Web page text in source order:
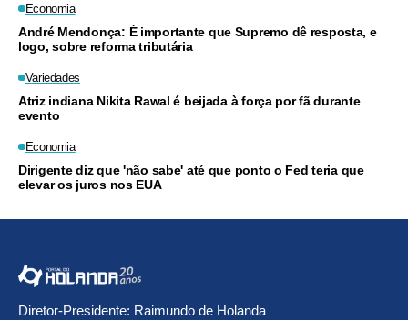
Economia
André Mendonça: É importante que Supremo dê resposta, e
logo, sobre reforma tributária
Variedades
Atriz indiana Nikita Rawal é beijada à força por fã durante
evento
Economia
Dirigente diz que 'não sabe' até que ponto o Fed teria que
elevar os juros nos EUA
Diretor-Presidente: Raimundo de Holanda